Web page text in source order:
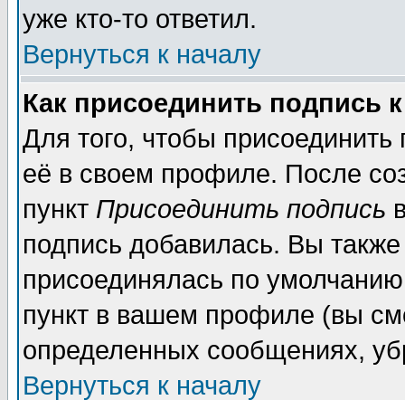
уже кто-то ответил.
Вернуться к началу
Как присоединить подпись
Для того, чтобы
её в своем профиле. После
пункт Присоединить подпись
подпись добавилась. Вы
присоединялась по
пункт в вашем профиле (вы
определенных сообщениях,
Вернуться к началу